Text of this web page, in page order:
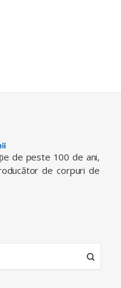
de peste 100 de ani,
de corpuri de